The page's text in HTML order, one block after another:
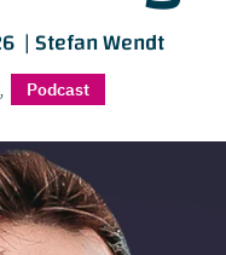
|Stefan Wendt
, Podcast